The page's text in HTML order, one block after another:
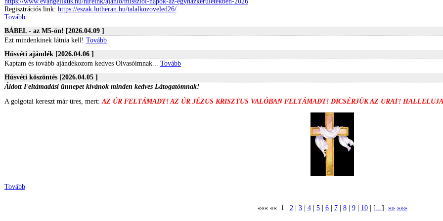
Regisztrációs link: https://eszak.lutheran.hu/talalkozoveled26/
Tovább
BÁBEL - az M5-ön! [2026.04.09 ]
Ezt mindenkinek látnia kell! Tovább
Húsvéti ajándék [2026.04.06 ]
Kaptam és tovább ajándékozom kedves Olvasóimnak... Tovább
Húsvéti köszöntés [2026.04.05 ]
Áldott Feltámadási ünnepet kívánok minden kedves Látogatómnak!
A golgotai kereszt már üres, mert:AZ ÚR FELTÁMADT! AZ ÚR JÉZUS KRISZTUS VALÓBAN FELTÁMADT! DICSÉRJÜK AZ URAT!
Tovább
««« «« 1 | 2| 3| 4| 5| 6| 7| 8| 9| 10| [...] »» »»»